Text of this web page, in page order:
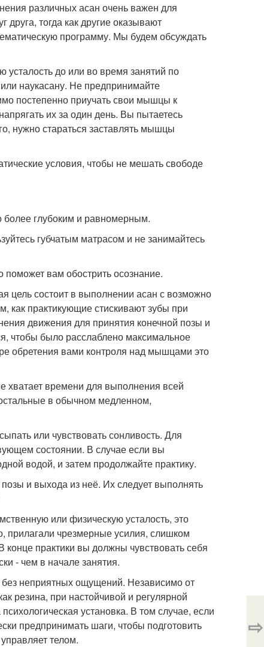
различных асан очень важен для
тогда как другие оказывают
программу. Мы будем обсуждать
до или во время занятий по
наукасану. Не предпринимайте
постепенно приучать свои мышцы к
их за один день. Вы пытаетесь
нужно стараться заставлять мышцы
условия, чтобы не мешать свободе
глубоким и равномерным.
губчатым матрасом и не занимайтесь
вам обострить осознание.
цель состоит в выполнении асан с возможно
практикующие стискивают зубы при
движения для принятия конечной позы и
чтобы было расслаблено максимальное
обретения вами контроля над мышцами это
хватает времени для выполнения всей
в обычном медленном,
или чувствовать сонливость. Для
состоянии. В случае если вы
водой, и затем продолжайте практику.
и выхода из неё. Их следует выполнять
или физическую усталость, это
прилагали чрезмерные усилия, слишком
практики вы должны чувствовать себя
- чем в начале занятия.
неприятных ощущений. Независимо от
резина, при настойчивой и регулярной
установка. В том случае, если
предпринимать шаги, чтобы подготовить
телом.
⇨